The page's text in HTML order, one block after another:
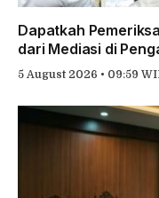
Dapatkah
dari Mediasi di
5 August 2026 • 09:59